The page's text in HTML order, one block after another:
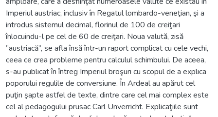
Imperiul austriac, inclusiv în Regatul lombardo-veneţian, şi a
introdus sistemul decimal, florinul de 100 de creiţari
înlocuindu-l pe cel de 60 de creiţari. Noua valută, zisă
”austriacă”, se afla însă într-un raport complicat cu cele vechi,
ceea ce crea probleme pentru calculul schimbului. De aceea,
s-au publicat în întreg Imperiul broşuri cu scopul de a explica
poporului regulile de conversiune. În Ardeal au apărut cel
puţin şapte astfel de texte, dintre care cel mai complex este
cel al pedagogului prusac Carl Unverricht. Explicaţiile sunt